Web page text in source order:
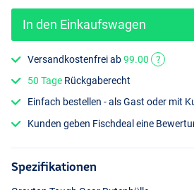
In den Einkaufswagen
Versandkostenfrei ab99.00
?
50 Tage Rückgaberecht
Einfach bestellen - als Gast oder mit
Kunden geben Fischdeal eine
Spezifikationen